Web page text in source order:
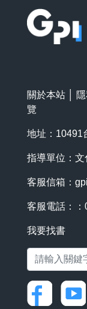
關於本站
覽
地址：10491
指導單位：文
客服信箱：
客服電話：
我要找書